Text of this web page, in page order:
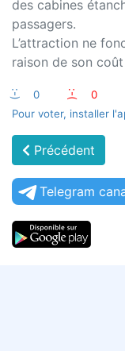
des cabines
passagers.
L’attraction ne
raison de son coût
:-) 0 :-(
0
Pour voter, installer
Précédent
Telegram